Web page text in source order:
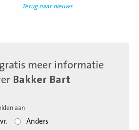
Terug naar nieuws
meer informatie
Bakker Bart
aan
Anders